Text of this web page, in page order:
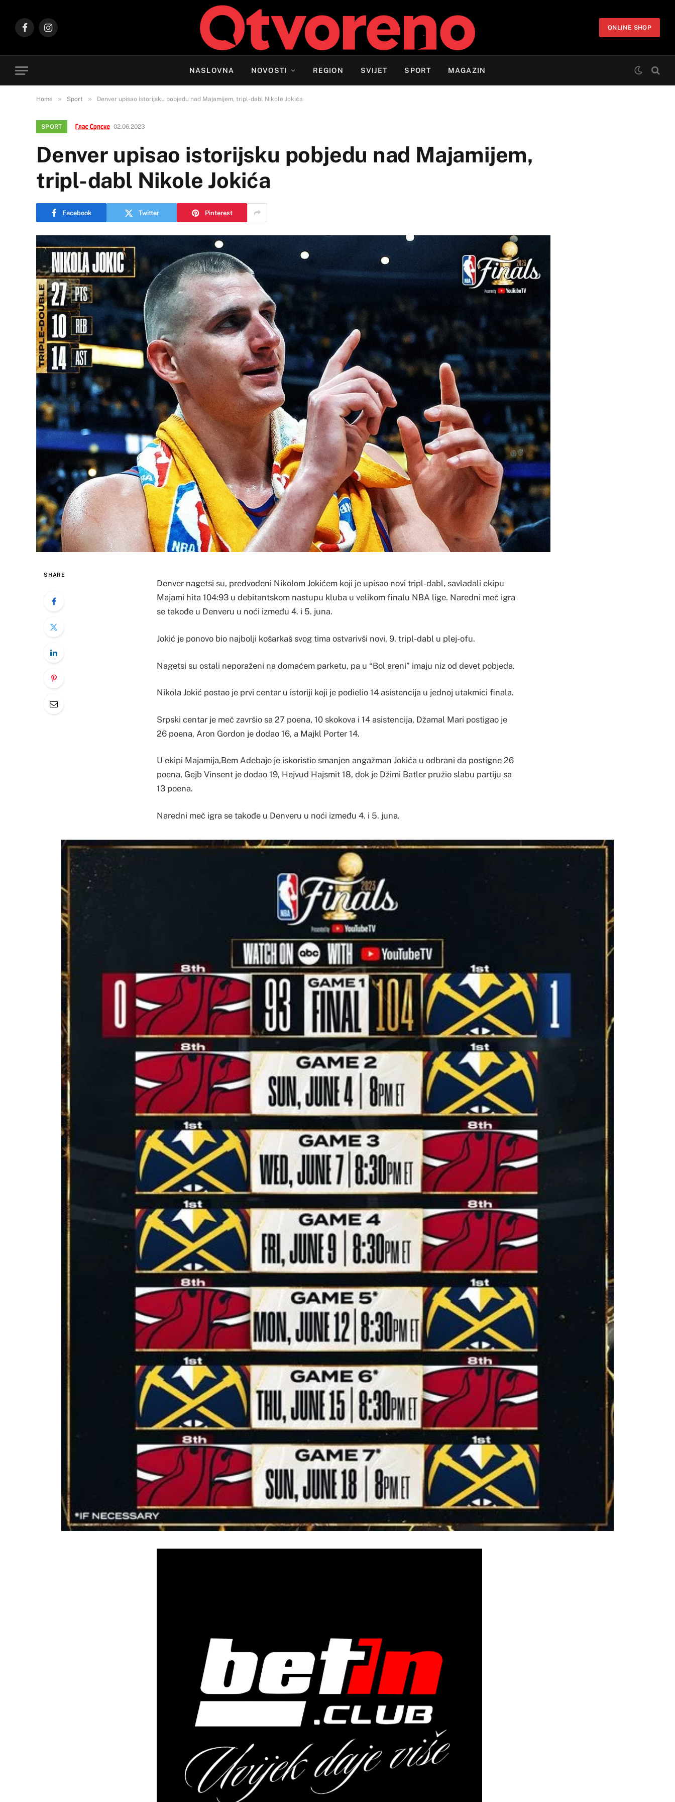
FacebookInstagram
ONLINE SHOP
NASLOVNA NOVOSTI REGION SVIJET SPORT MAGAZIN
Home » Sport » Denver upisao istorijsku pobjedu nad Majamijem, tripl-dabl Nikole Jokića
SPORT 02.06.2023
Denver upisao istorijsku pobjedu nad Majamijem,
tripl-dabl Nikole Jokića
Facebook Twitter Pinterest
SHARE
Denver nagetsi su, predvođeni Nikolom Jokićem koji je upisao novi tripl-dabl, savladali ekipu
Majami hita 104:93 u debitantskom nastupu kluba u velikom finalu NBA lige. Naredni meč igra
se takođe u Denveru u noći između 4. i 5. juna.
Jokić je ponovo bio najbolji košarkaš svog tima ostvarivši novi, 9. tripl-dabl u plej-ofu.
Nagetsi su ostali neporaženi na domaćem parketu, pa u “Bol areni” imaju niz od devet pobjeda.
Nikola Jokić postao je prvi centar u istoriji koji je podielio 14 asistencija u jednoj utakmici finala.
Srpski centar je meč završio sa 27 poena, 10 skokova i 14 asistencija, Džamal Mari postigao je
26 poena, Aron Gordon je dodao 16, a Majkl Porter 14.
U ekipi Majamija,Bem Adebajo je iskoristio smanjen angažman Jokića u odbrani da postigne 26
poena, Gejb Vinsent je dodao 19, Hejvud Hajsmit 18, dok je Džimi Batler pružio slabu partiju sa
13 poena.
Naredni meč igra se takođe u Denveru u noći između 4. i 5. juna.